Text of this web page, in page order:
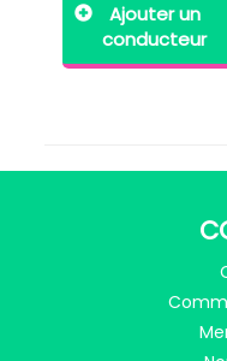
Ajouter un
conducteur